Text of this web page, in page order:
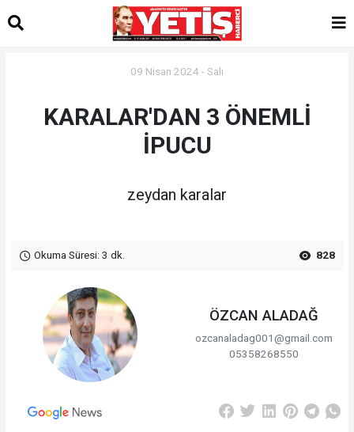
09 Nisan 2024 - Salı
KARALAR'DAN 3 ÖNEMLİ
İPUCU
zeydan karalar
Okuma Süresi: 3 dk. 828
ÖZCAN ALADAĞ
ozcanaladag001@gmail.com
05358268550